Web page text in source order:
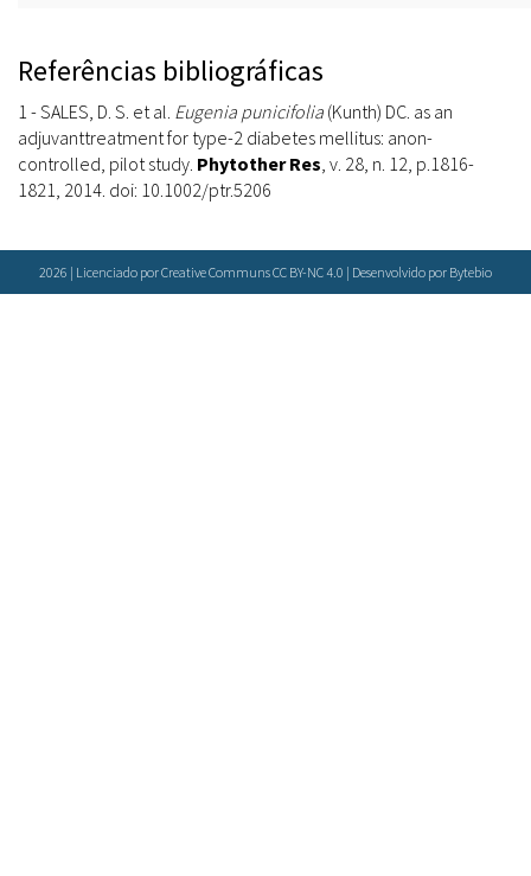
Referências bibliográficas
1 - SALES, D. S. et al. Eugenia punicifolia (Kunth) DC. as an
adjuvanttreatment for type-2 diabetes mellitus: anon-
controlled, pilot study. Phytother Res, v. 28, n. 12, p.1816-
1821, 2014. doi: 10.1002/ptr.5206
2026 | Licenciado por Creative Communs CC BY-NC 4.0 | Desenvolvido por Bytebio